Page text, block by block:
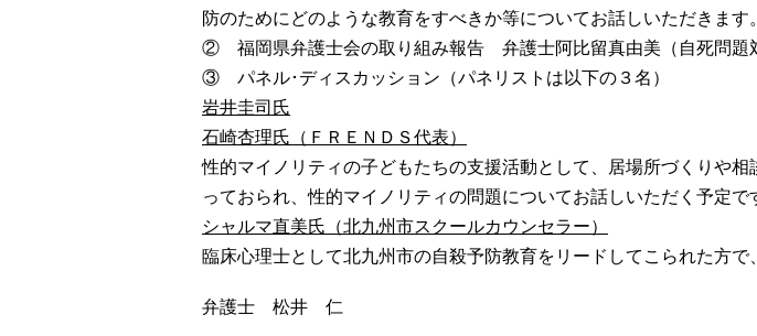
防のためにどのような教育をすべきか等についてお話しいただきます。
② 福岡県弁護士会の取り組み報告 弁護士阿比留真由美（自死問題
③ パネル･ディスカッション（パネリストは以下の３名）
岩井圭司氏
石崎杏理氏（ＦＲＥＮＤＳ代表）
性的マイノリティの子どもたちの支援活動として、居場所づくりや
っておられ、性的マイノリティの問題についてお話しいただく予定で
シャルマ直美氏（北九州市スクールカウンセラー）
臨床心理士として北九州市の自殺予防教育をリードしてこられた方で
弁護士 松井 仁